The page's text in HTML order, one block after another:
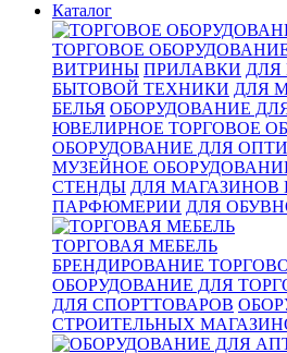
Каталог
ТОРГОВОЕ
ВИТРИНЫ ПРИЛАВКИ ДЛЯ
БЫТОВОЙ ТЕХНИКИ ДЛЯ
БЕЛЬЯ ОБОРУДОВАНИЕ
ЮВЕЛИРНОЕ ТОРГОВОЕ
ОБОРУДОВАНИЕ ДЛЯ
МУЗЕЙНОЕ
СТЕНДЫ ДЛЯ МАГАЗИНОВ
ПАРФЮМЕРИИ ДЛЯ
ТОРГОВАЯ МЕБЕЛЬ
БРЕНДИРОВАНИЕ
ОБОРУДОВАНИЕ ДЛЯ
ДЛЯ СПОРТТОВАРОВ
СТРОИТЕЛЬНЫХ